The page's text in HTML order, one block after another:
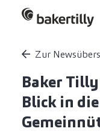
Zur
Baker
Blick in